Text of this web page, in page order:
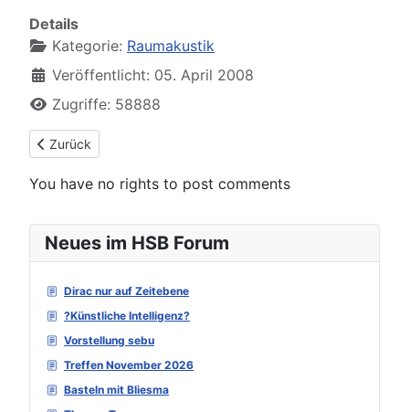
Neues im HSB Forum
Dirac nur auf Zeitebene
?Künstliche Intelligenz?
Vorstellung sebu
Treffen November 2026
Basteln mit Bliesma
Details
Kategorie: Raumakustik
Veröffentlicht: 05. April 2008
Zugriffe: 58888
Vorheriger Beitrag: Raumakustik im Detail (Anfänger)
Zurück
You have no rights to post comments